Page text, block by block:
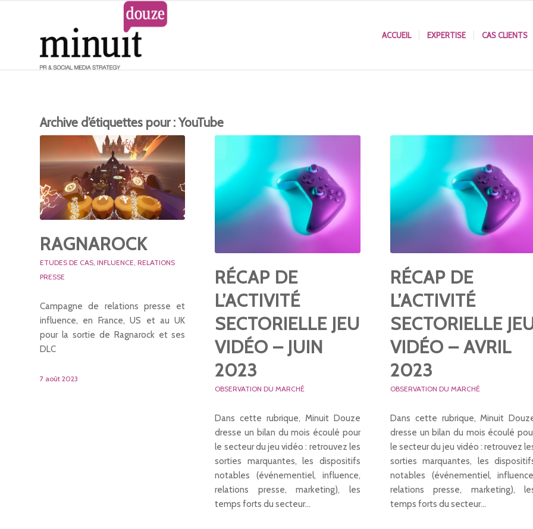
ACCUEIL EXPERTISE CAS CLIENTS
Archive d’étiquettes pour :YouTube
RAGNAROCK
ETUDES DE CAS, INFLUENCE, RELATIONS
PRESSE
Campagne de relations presse et
influence, en France, US et au UK
pour la sortie de Ragnarock et ses
DLC
7 août 2023
RÉCAP DE
L’ACTIVITÉ
SECTORIELLE JEU
VIDÉO – JUIN
2023
OBSERVATION DU MARCHÉ
Dans cette rubrique, Minuit Douze
dresse un bilan du mois écoulé pour
le secteur du jeu vidéo : retrouvez les
sorties marquantes, les dispositifs
notables (événementiel, influence,
relations presse, marketing), les
temps forts du secteur…
RÉCAP DE
L’ACTIVITÉ
SECTORIELLE
VIDÉO – AVRIL
2023
OBSERVATION DU MARCHÉ
Dans cette rubrique, Minuit
dresse un bilan du mois écoulé
le secteur du jeu vidéo : retrouvez
sorties marquantes, les
notables (événementiel,
relations presse, marketing),
temps forts du secteur…